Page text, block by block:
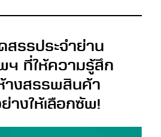
รรประจำย่าน
ฯ ที่ให้ความรู้สึก
างสรรพสินค้า
างให้เลือกซัพ!